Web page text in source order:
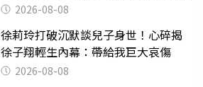
2026-08-08
徐莉玲打破沉默談兒子身世！心碎揭
徐子翔輕生內幕：帶給我巨大哀傷
2026-08-08